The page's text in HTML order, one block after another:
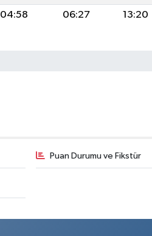
04:58 06:27 13:20
Puan Durumu ve Fikstür